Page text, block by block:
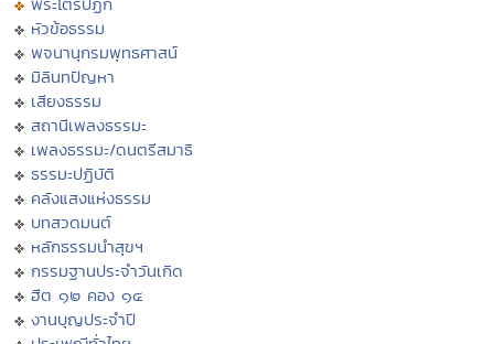
หัวข้อธรรม
พจนานุกรมพุทธศาสน์
มิลินทปัญหา
เสียงธรรม
สถานีเพลงธรรมะ
เพลงธรรมะ/ดนตรีสมาธิ
ธรรมะปฏิบัติ
คลังแสงแห่งธรรม
บทสวดมนต์
หลักธรรมนำสุขฯ
กรรมฐานประจำวันเกิด
ฮีต ๑๒ คอง ๑๔
งานบุญประจำปี